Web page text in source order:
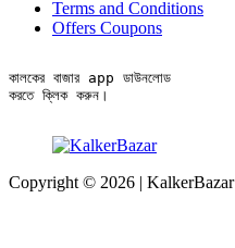
Terms and Conditions
Offers Coupons
কালকের বাজার app ডাউনলোড
করতে ক্লিক করুন।
Copyright © 2026 | KalkerBazar